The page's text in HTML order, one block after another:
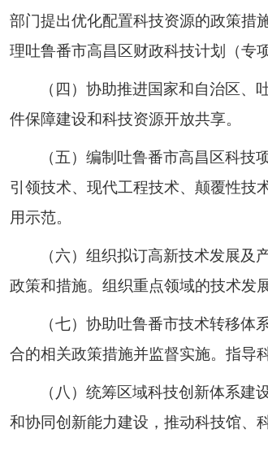
部门提出优化配置科技资源的政策措
理吐鲁番市高昌区财政科技计划（专
（四）协助推进国家和自治区
件保障建设和科技资源开放共享。
（五）编制吐鲁番市高昌区科
引领技术、现代工程技术、颠覆性技
用示范。
（六）组织拟订高新技术发展及
政策和措施。组织重点领域的技术发
（七）协助吐鲁番市技术转移
合的相关政策措施并监督实施。指导
（八）统筹区域科技创新体系
和协同创新能力建设，推动科技馆、